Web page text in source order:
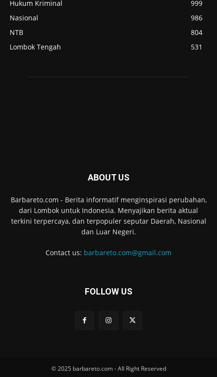
Hukum Kriminal
999
Nasional
986
NTB
804
Lombok Tengah
531
ABOUT US
Barbareto.com - Berita informatif menginspirasi perubahan,
dari Lombok untuk Indonesia. Menyajikan berita aktual
terkini terpercaya, dan terpopuler seputar Daerah, Nasional
dan Luar Negeri.
Contact us: barbareto.com@gmail.com
FOLLOW US
© 2025 barbareto.com - All Right Reserved